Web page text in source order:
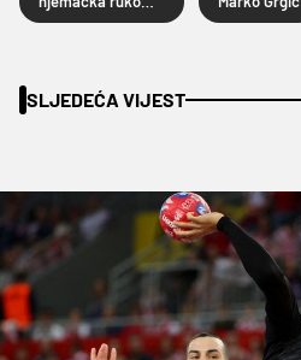
SLJEDEĆA VIJEST